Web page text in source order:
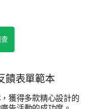
slide
饋表單範本
獲得多款精心設計的